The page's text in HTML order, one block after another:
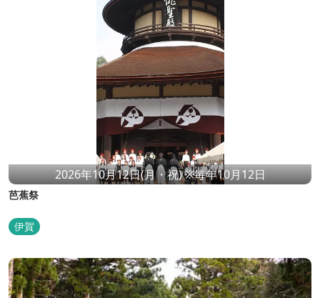
2026年10月12日(月・祝) ※毎年10月12日
芭蕉祭
伊賀